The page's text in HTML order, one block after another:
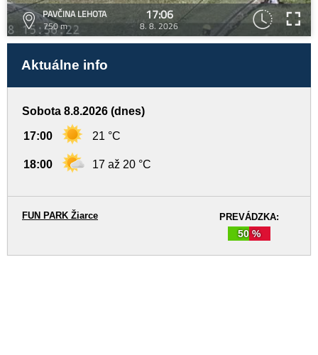
PAVČINA LEHOTA
750 m
17:06
8. 8. 2026
Aktuálne info
Sobota 8.8.2026 (dnes)
17:00 21 °C
18:00 17 až 20 °C
PREVÁDZKA:
50 %
FUN PARK Žiarce